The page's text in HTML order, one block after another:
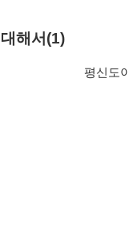
서(1)